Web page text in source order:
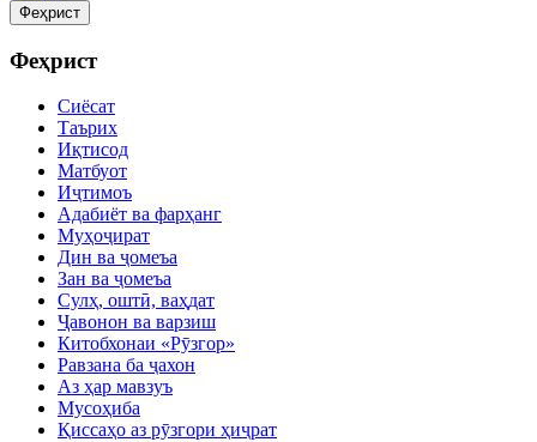
Феҳрист
Феҳрист
Сиёсат
Таърих
Иқтисод
Матбуот
Иҷтимоъ
Адабиёт ва фарҳанг
Муҳоҷират
Дин ва ҷомеъа
Зан ва ҷомеъа
Сулҳ, оштӣ, ваҳдат
Ҷавонон ва варзиш
Китобхонаи «Рӯзгор»
Равзана ба ҷахон
Аз ҳар мавзуъ
Мусоҳиба
Қиссаҳо аз рӯзгори ҳиҷрат